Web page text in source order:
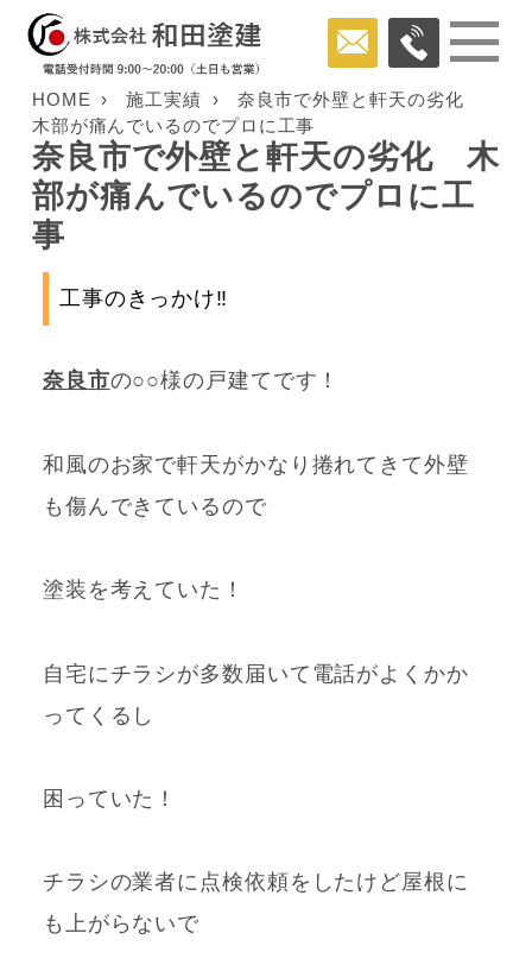
HOME 施工実績
奈良市で外壁と軒天の劣化
木部が痛んでいるのでプロに工事
奈良市で外壁と軒天の劣化 木
部が痛んでいるのでプロに工
事
工事のきっかけ‼
奈良市の○○様の戸建てです！
和風のお家で軒天がかなり捲れてきて外壁
も傷んできているので
塗装を考えていた！
自宅にチラシが多数届いて 電話がよくかか
ってくるし
困っていた！
チラシの業者に点検依頼をしたけど屋根に
も上がらないで